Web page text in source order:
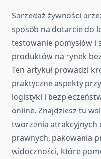
Sprzedaż żywności
sposób na dotarcie do
testowanie pomysłów i
produktów na rynek
Ten artykuł prowadzi
praktyczne aspekty
logistyki i
online. Znajdziesz tu
tworzenia atrakcyjnych
prawnych, pakowania
widoczności, które